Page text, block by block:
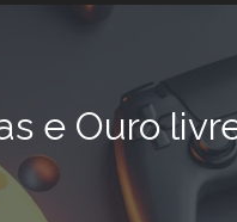
e Ouro